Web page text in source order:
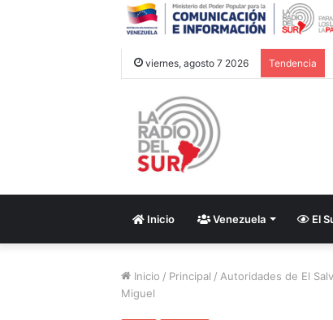
viernes, agosto 7 2026 Tendencia
Inicio Venezuela El
Inicio / Principal / Autoridades de El
Miguel